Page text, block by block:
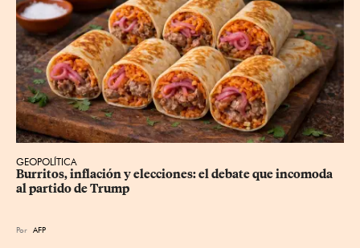
GEOPOLÍTICA
Burritos, inflación y elecciones: el debate que incomoda
al partido de Trump
Por AFP